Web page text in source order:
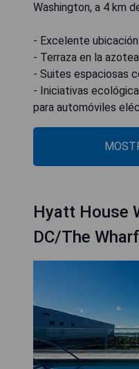
Washington, a 4 km
- Excelente
- Terraza en la
- Suites espaciosas
- Iniciativas
para automóviles
Hyatt House
DC/The Wharf